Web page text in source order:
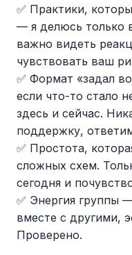
✅ Практики,
— я делюсь только
важно видеть
чувствовать ваш
✅ Формат «задал
если что-то стало
здесь и сейчас.
поддержку,
✅ Простота,
сложных схем.
сегодня и
✅ Энергия группы
вместе с другими,
Проверено.